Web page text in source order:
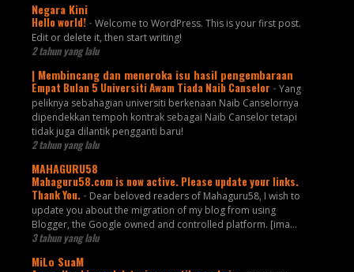
Negara Kini
Hello world! - Welcome to WordPress. This is your first post.
Edit or delete it, then start writing!
2 tahun yang lalu
| Membincang dan meneroka isu hasil pengembaraan
Empat Bulan 5 Universiti Awam Tiada Naib Canselor - Yang
peliknya sebahagian universiti berkenaan Naib Canselornya
dipendekkan tempoh kontrak sebagai Naib Canselor tetapi
tidak juga dilantik pengganti baru!
2 tahun yang lalu
MAHAGURU58
Mahaguru58.com is now active. Please update your links.
Thank You. - Dear beloved readers of Mahaguru58, I wish to
update you about the migration of my blog from using
Blogger, the Google owned and controlled platform. [ima...
3 tahun yang lalu
MiLo SuaM